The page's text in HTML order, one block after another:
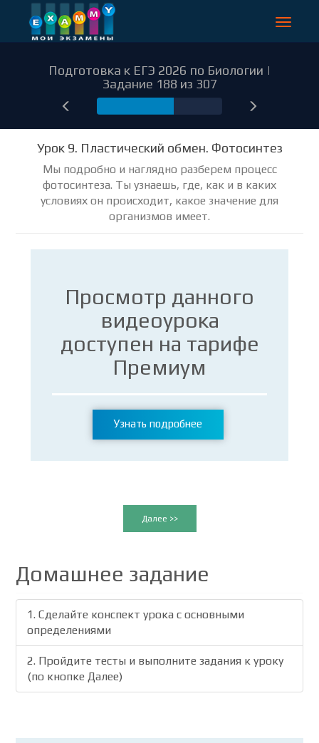
Toggle
Подготовка к ЕГЭ 2026 по Биологии |
Задание 188 из 307
Урок 9. Пластический обмен. Фотосинтез
Мы подробно и наглядно разберем процесс
фотосинтеза. Ты узнаешь, где, как и в каких
условиях он происходит, какое значение для
организмов имеет.
Просмотр данного
видеоурока
доступен на тарифе
Премиум
Узнать подробнее
Далее >>
Домашнее задание
1. Сделайте конспект урока с основными
определениями
2. Пройдите тесты и выполните задания к уроку
(по кнопке Далее)